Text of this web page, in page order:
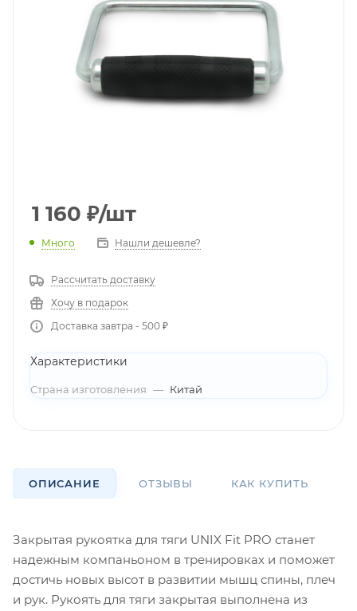
1 160 ₽/шт
Много Нашли дешевле?
Рассчитать доставку
Хочу в подарок
Доставка завтра - 500 ₽
Характеристики
Страна изготовления — Китай
ОПИСАНИЕ ОТЗЫВЫ КАК КУПИТЬ
Закрытая рукоятка для тяги UNIX Fit PRO станет
надежным компаньоном в тренировках и поможет
достичь новых высот в развитии мышц спины, плеч
и рук. Рукоять для тяги закрытая выполнена из